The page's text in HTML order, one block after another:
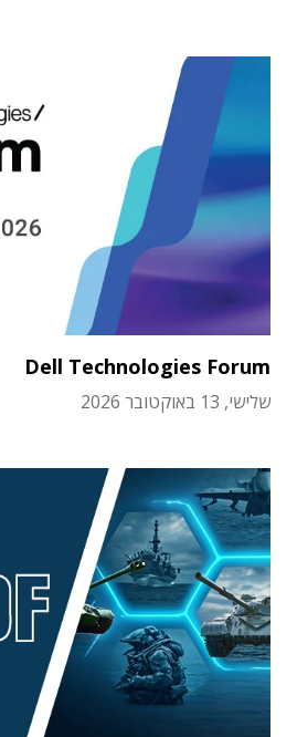
Dell Technologies Forum
שלישי, 13 באוקטובר 2026